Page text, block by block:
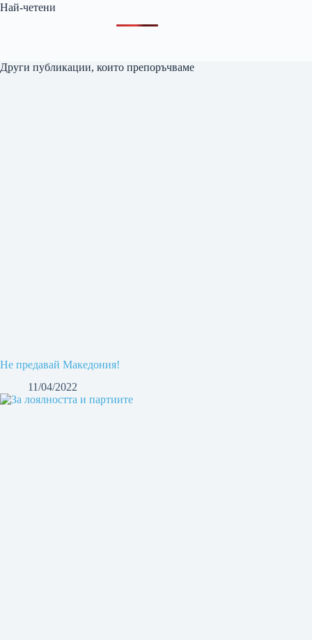
Най-четени
Други публикации, които препоръчваме
Не предавай Македония!
11/04/2022